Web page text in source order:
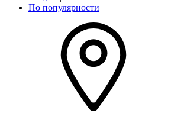
По популярности